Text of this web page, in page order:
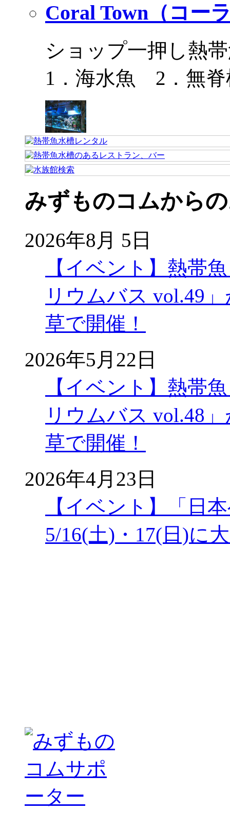
Coral Town（コー
ショップ一押し熱
1．海水魚 2．無脊
みずものコムから
2026年8月 5日
【イベント】熱帯
リウムバス vol.49
草で開催！
2026年5月22日
【イベント】熱帯
リウムバス vol.48
草で開催！
2026年4月23日
【イベント】「日
5/16(土)・17(日)に